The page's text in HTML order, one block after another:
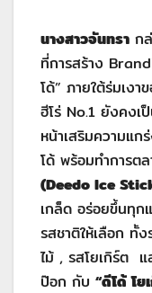
นางสาวจันทรา ก
ที่การสร้าง
โด้” ภายใต้ร่มเง
ฮีโร่ No.1 ยังคงเ
หน้าเสริมความแ
โด้ พร้อมทำการต
(Deedo Ice
เกล็ด อร่อยขึ้นทุก
รสชาติให้เลือก ทั้
ไม้ , รสโยเกิร์ต
ป๊อก กับ “ดีโด้ โย